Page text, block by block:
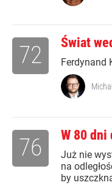
Świat
Ferdynand
72
W 80 dni
Już nie
na
by
76